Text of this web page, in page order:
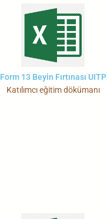
Form 13 Beyin Fırtınası UITP
Katılımcı eğitim dökümanı